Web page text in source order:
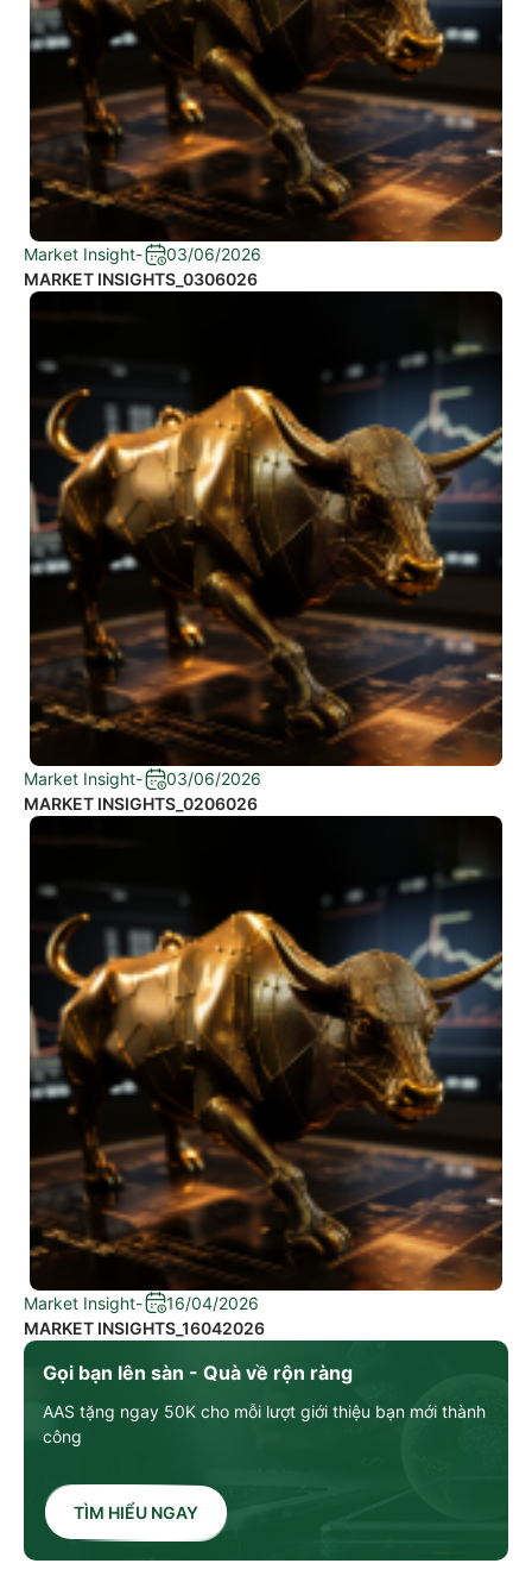
Gọi bạn lên sàn - Quà về rộn ràng
AAS tặng ngay 50K cho mỗi lượt giới thiệu bạn mới thành
công
TÌM HIỂU NGAY
Market Insight-
03/06/2026
MARKET INSIGHTS_0306026
Market Insight-
03/06/2026
MARKET INSIGHTS_0206026
Market Insight-
16/04/2026
MARKET INSIGHTS_16042026